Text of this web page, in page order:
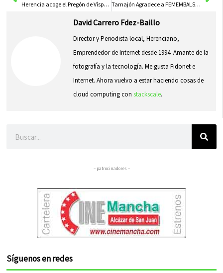
Herencia acoge el Pregón de Vísperas de la Hermandad del Santísimo Cristo de la Columna Tamajón Agradece a FEMEMBALSES por la Compensación Justa a los Municipios Cedentes de Agua
David Carrero Fdez-Baillo
Director y Periodista local, Herenciano,
Emprendedor de Internet desde 1994. Amante de la
fotografía y la tecnología. Me gusta Fidonet e
Internet. Ahora vuelvo a estar haciendo cosas de
cloud computing con stackscale.
– patrocinadores –
Síguenos en redes